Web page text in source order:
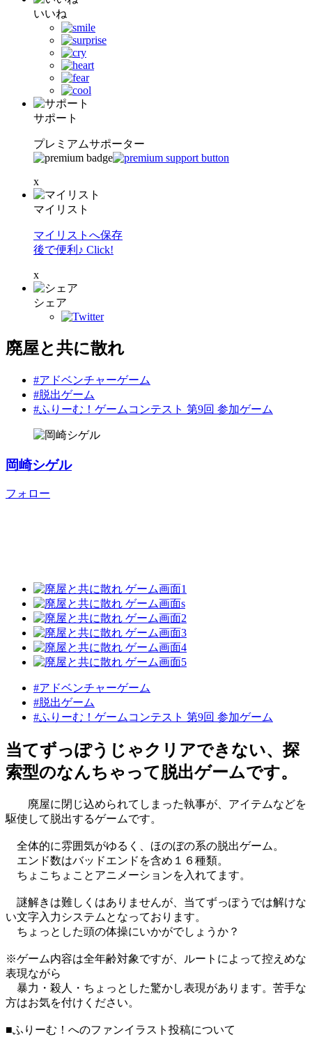
いいね
サポート
プレミアムサポーター
x
マイリスト
マイリストへ保存
後で便利♪ Click!
x
シェア
廃屋と共に散れ
#アドベンチャーゲーム
#脱出ゲーム
#ふりーむ！ゲームコンテスト 第9回 参加ゲーム
岡崎シゲル
フォロー
#アドベンチャーゲーム
#脱出ゲーム
#ふりーむ！ゲームコンテスト 第9回 参加ゲーム
当てずっぽうじゃクリアできない、探
索型のなんちゃって脱出ゲームです。
廃屋に閉じ込められてしまった執事が、アイテムなどを
駆使して脱出するゲームです。
全体的に雰囲気がゆるく、ほのぼの系の脱出ゲーム。
エンド数はバッドエンドを含め１６種類。
ちょこちょことアニメーションを入れてます。
謎解きは難しくはありませんが、当てずっぽうでは解けな
い文字入力システムとなっております。
ちょっとした頭の体操にいかがでしょうか？
※ゲーム内容は全年齢対象ですが、ルートによって控えめな
表現ながら
暴力・殺人・ちょっとした驚かし表現があります。苦手な
方はお気を付けください。
■ふりーむ！へのファンイラスト投稿について